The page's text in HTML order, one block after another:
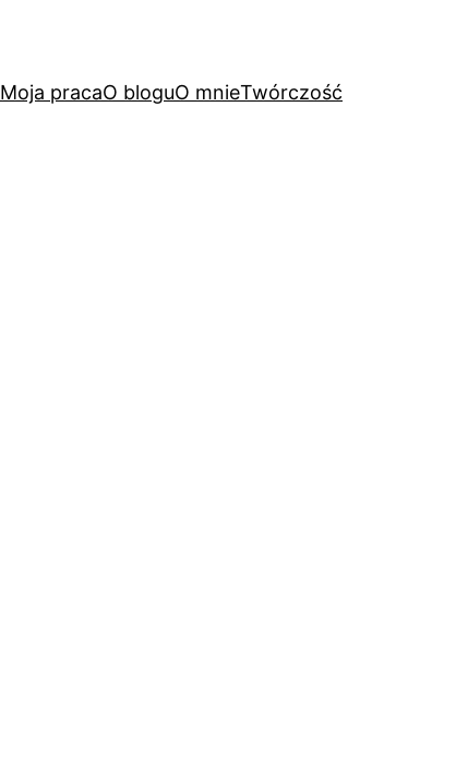
Moja pracaO bloguO mnieTwórczość